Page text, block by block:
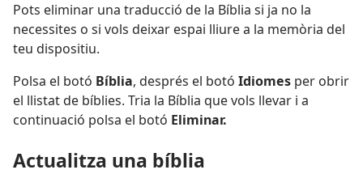
Pots eliminar una traducció de la Bíblia si ja no la
necessites o si vols deixar espai lliure a la memòria del
teu dispositiu.
Polsa el botó Bíblia, després el botó Idiomes per obrir
el llistat de bíblies. Tria la Bíblia que vols llevar i a
continuació polsa el botó Eliminar.
Actualitza una bíblia